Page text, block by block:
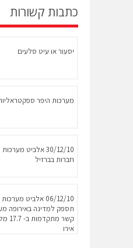
כתבות קשורות
יסעור או עיט סלעים
מערכות היפר
30/12/10 אלביט
חברות בברזיל
06/12/10 אלביט מערכות
תספק למדינה באירופה
קשר
אירו